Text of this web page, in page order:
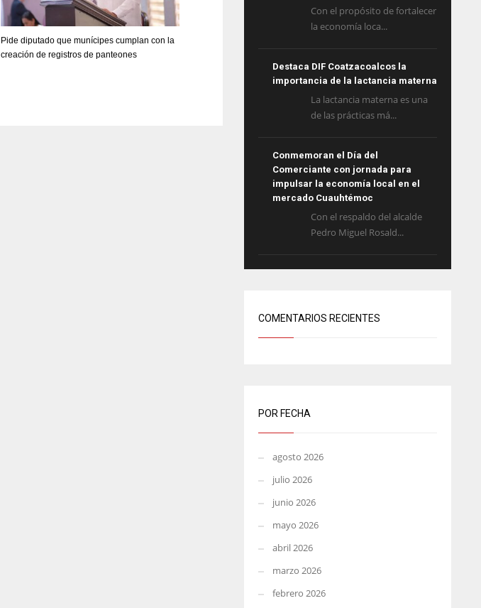
Pide diputado que munícipes cumplan con la
creación de registros de panteones
Con el propósito de fortalecer
la economía loca...
Destaca DIF Coatzacoalcos la
importancia de la lactancia materna
La lactancia materna es una
de las prácticas má...
Conmemoran el Día del
Comerciante con jornada para
impulsar la economía local en el
mercado Cuauhtémoc
Con el respaldo del alcalde
Pedro Miguel Rosald...
COMENTARIOS RECIENTES
POR FECHA
agosto 2026
julio 2026
junio 2026
mayo 2026
abril 2026
marzo 2026
febrero 2026